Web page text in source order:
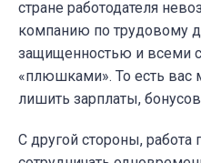
стране работодателя
компанию по трудовому
защищенностью и всеми
«плюшками». То есть вас
лишить зарплаты,
С другой стороны, работа